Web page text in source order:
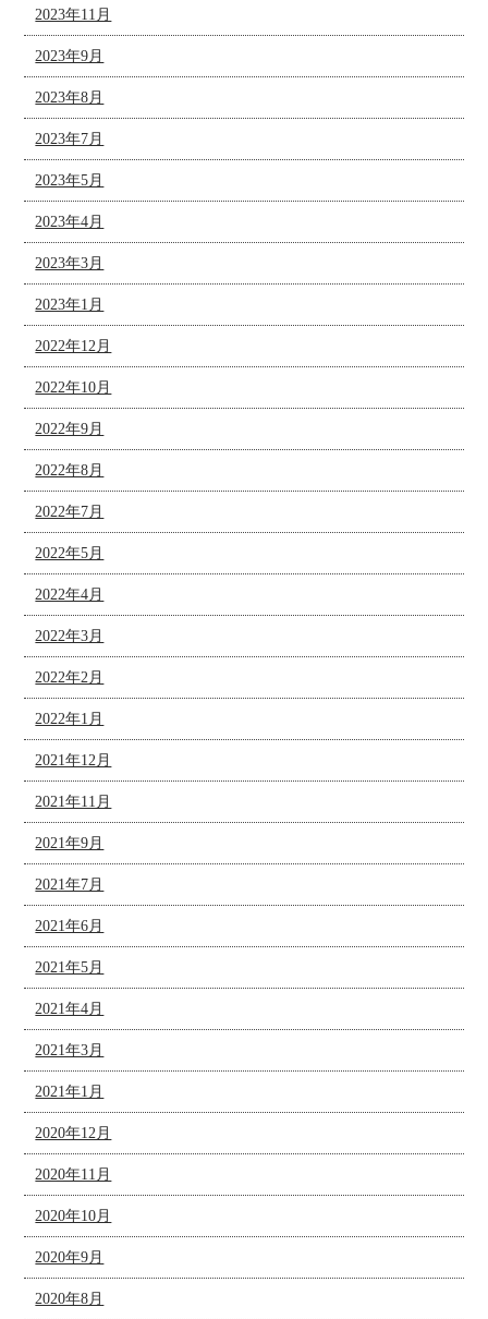
2023年11月
2023年9月
2023年8月
2023年7月
2023年5月
2023年4月
2023年3月
2023年1月
2022年12月
2022年10月
2022年9月
2022年8月
2022年7月
2022年5月
2022年4月
2022年3月
2022年2月
2022年1月
2021年12月
2021年11月
2021年9月
2021年7月
2021年6月
2021年5月
2021年4月
2021年3月
2021年1月
2020年12月
2020年11月
2020年10月
2020年9月
2020年8月